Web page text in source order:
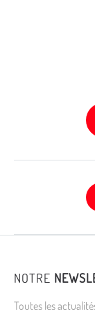
NOTRE
Toutes les